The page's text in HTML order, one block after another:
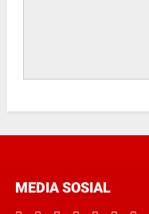
MEDIA SOSIAL